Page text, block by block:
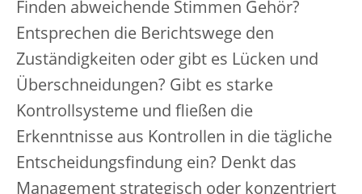
Finden abweichende Stimmen Gehör?
Entsprechen die Berichtswege den
Zuständigkeiten oder gibt es Lücken und
Überschneidungen? Gibt es starke
Kontrollsysteme und fließen die
Erkenntnisse aus Kontrollen in die tägliche
Entscheidungsfindung ein? Denkt das
Management strategisch oder konzentriert